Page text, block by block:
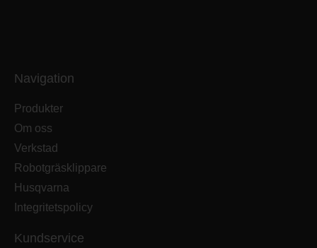
Navigation
Produkter
Om oss
Verkstad
Robotgräsklippare
Husqvarna
Integritetspolicy
Kundservice